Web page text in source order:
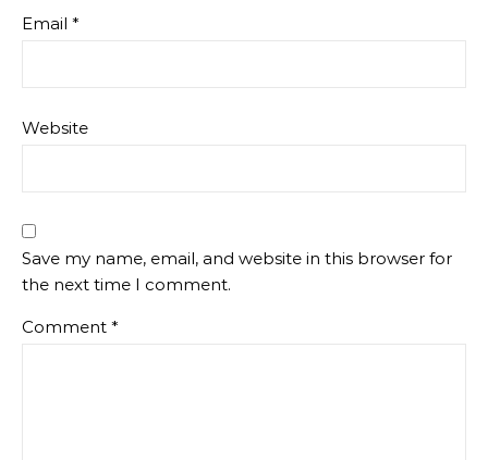
Email *
Website
Save my name, email, and website in this browser for
the next time I comment.
Comment *